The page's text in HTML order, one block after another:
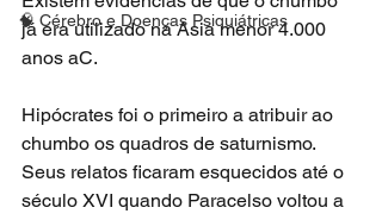
🧠 Cérebro e Doenças Psiquiátricas
já era utilizado na Asia menor 4.000
anos aC.
Hipócrates foi o primeiro a atribuir ao
chumbo os quadros de saturnismo.
Seus relatos ficaram esquecidos até o
século XVI quando Paracelso voltou a